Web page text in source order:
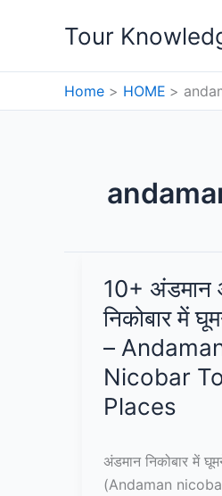
Tour
Home HOME
10+ अंडमान
निकोबार में
–
Nicobar
Places
अंडमान निकोबार में
(Andaman